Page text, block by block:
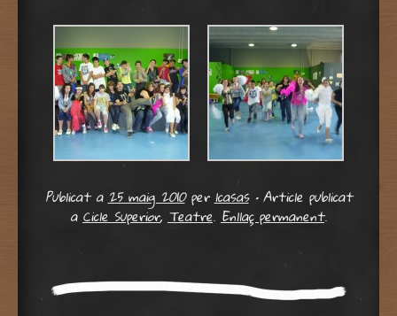
Publicat a25 maig 2010perlcasas •Article publicat
aCicle Superior, Teatre. Enllaç permanent.